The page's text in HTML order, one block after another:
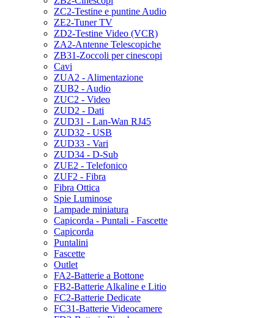
ZC2-Testine e puntine Audio
ZE2-Tuner TV
ZD2-Testine Video (VCR)
ZA2-Antenne Telescopiche
ZB31-Zoccoli per cinescopi
Cavi
ZUA2 - Alimentazione
ZUB2 - Audio
ZUC2 - Video
ZUD2 - Dati
ZUD31 - Lan-Wan RJ45
ZUD32 - USB
ZUD33 - Vari
ZUD34 - D-Sub
ZUE2 - Telefonico
ZUF2 - Fibra
Fibra Ottica
Spie Luminose
Lampade miniatura
Capicorda - Puntali - Fascette
Capicorda
Puntalini
Fascette
Outlet
FA2-Batterie a Bottone
FB2-Batterie Alkaline e Litio
FC2-Batterie Dedicate
FC31-Batterie Videocamere